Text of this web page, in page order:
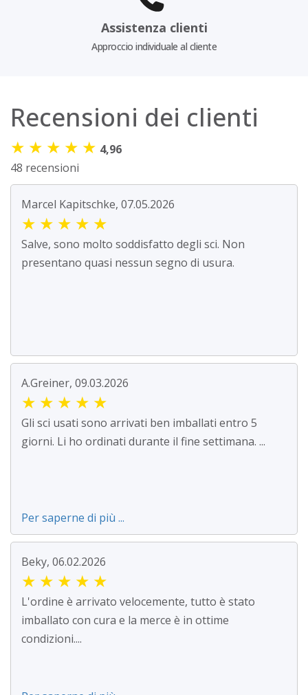
Assistenza clienti
Approccio individuale al cliente
Recensioni dei clienti
★ ★ ★ ★ ★ 4,96
48 recensioni
Marcel Kapitschke, 07.05.2026
★ ★ ★ ★ ★
Salve, sono molto soddisfatto degli sci. Non
presentano quasi nessun segno di usura.
A.Greiner, 09.03.2026
★ ★ ★ ★ ★
Gli sci usati sono arrivati ben imballati entro 5
giorni. Li ho ordinati durante il fine settimana. ...
Per saperne di più ...
Beky, 06.02.2026
★ ★ ★ ★ ★
L'ordine è arrivato velocemente, tutto è stato
imballato con cura e la merce è in ottime
condizioni....